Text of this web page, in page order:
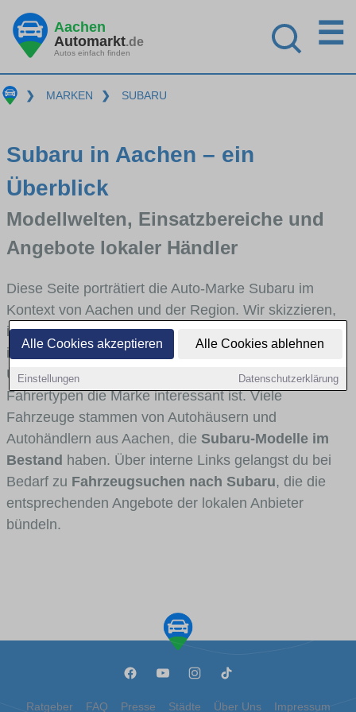
Alle Cookies akzeptieren Alle Cookies ablehnen
Einstellungen Datenschutzerklärung
Aachen
Automarkt.de
Autos einfach finden
☰
❯ MARKEN ❯ SUBARU
Subaru in Aachen – ein
Überblick
Modellwelten, Einsatzbereiche und
Angebote lokaler Händler
Diese Seite porträtiert die Auto-Marke Subaru im
Kontext von Aachen und der Region. Wir skizzieren,
in welchen Fahrzeugklassen Subaru stark vertreten
ist, welche Modellreihen häufig im Stadt- und
Umlandverkehr zu sehen sind und für welche
Fahrertypen die Marke interessant ist. Viele
Fahrzeuge stammen von Autohäusern und
Autohändlern aus Aachen, die Subaru-Modelle im
Bestand haben. Über interne Links gelangst du bei
Bedarf zu Fahrzeugsuchen nach Subaru, die die
entsprechenden Angebote der lokalen Anbieter
bündeln.
Ratgeber FAQ Presse Städte Über Uns Impressum